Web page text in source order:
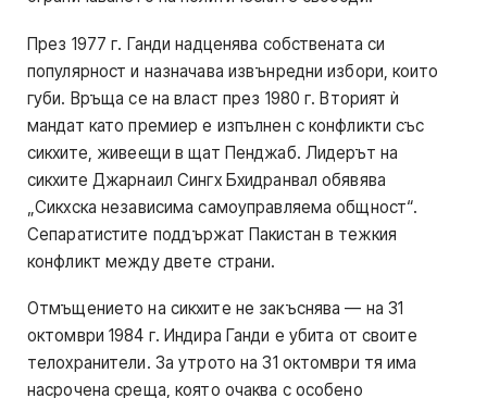
През 1977 г. Ганди надценява собствената си
популярност и назначава извънредни избори, които
губи. Връща се на власт през 1980 г. Вторият ѝ
мандат като премиер е изпълнен с конфликти със
сикхите, живеещи в щат Пенджаб. Лидерът на
сикхите Джарнаил Сингх Бхидранвал обявява
„Сикхска независима самоуправляема общност“.
Сепаратистите поддържат Пакистан в тежкия
конфликт между двете страни.
Отмъщението на сикхите не закъснява — на 31
октомври 1984 г. Индира Ганди е убита от своите
телохранители. За утрото на 31 октомври тя има
насрочена среща, която очаква с особено